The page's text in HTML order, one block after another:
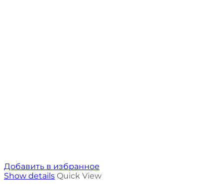
Добавить в избранное
Show details Quick View